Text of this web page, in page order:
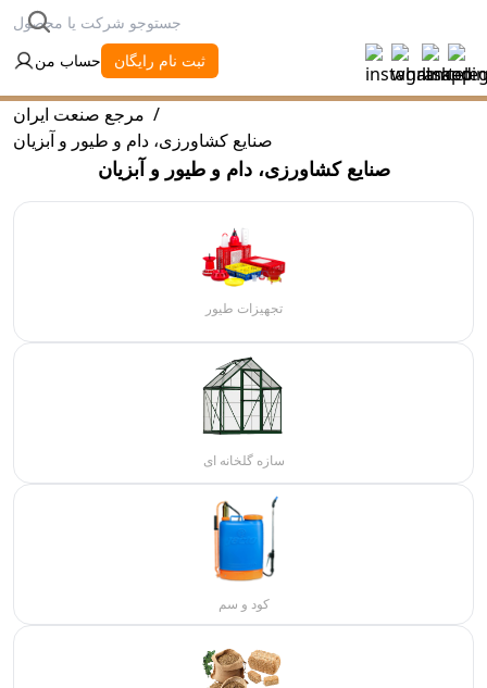
حساب من ثبت نام رایگان
مرجع صنعت ایران /
صنایع کشاورزی، دام و طیور و آبزیان
صنایع کشاورزی، دام و طیور و آبزیان
تجهیزات طیور
سازه گلخانه ای
کود و سم